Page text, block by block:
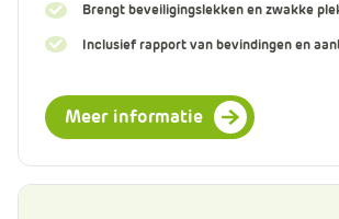
Brengt beveiligingslekken en zwakke
Inclusief rapport van bevindingen en
Meer informatie